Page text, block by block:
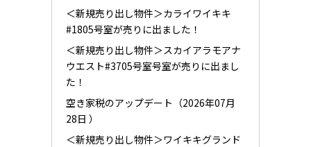
＜新規売り出し物件＞カライワイキキ
#1805号室が売りに出ました！
＜新規売り出し物件＞スカイアラモアナ
ウエスト#3705号室号室が売りに出まし
た！
空き家税のアップデート（2026年07月
28日 ）
＜新規売り出し物件＞ワイキキグランド